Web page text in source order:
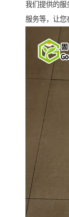
我们提供的服
服务等，让您